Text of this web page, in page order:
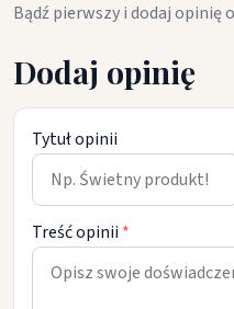
Bądź pierwszy i dodaj opinię
Dodaj opinię
Tytuł opinii
Treść opinii *